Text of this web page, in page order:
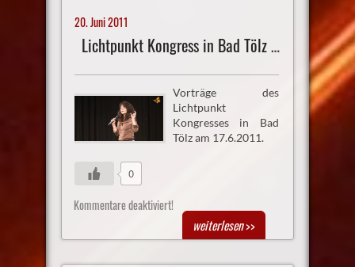
20. Juni 2011
Lichtpunkt Kongress in Bad Tölz Vortrag 5
Vorträge des
Lichtpunkt
Kongresses in Bad
Tölz am 17.6.2011.
0
Kommentare deaktiviert!
weiterlesen>>